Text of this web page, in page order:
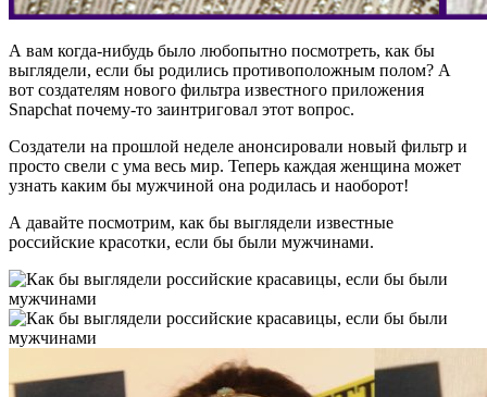
А вам когда-нибудь было любопытно посмотреть, как бы
выглядели, если бы родились противоположным полом? А
вот создателям нового фильтра известного приложения
Snapchat почему-то заинтриговал этот вопрос.
Создатели на прошлой неделе анонсировали новый фильтр и
просто свели с ума весь мир. Теперь каждая женщина может
узнать каким бы мужчиной она родилась и наоборот!
А давайте посмотрим, как бы выглядели известные
российские красотки, если бы были мужчинами.